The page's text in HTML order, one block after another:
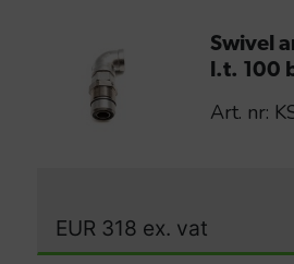
Swivel
l.t. 100
Art. nr:
EUR 318 ex. vat